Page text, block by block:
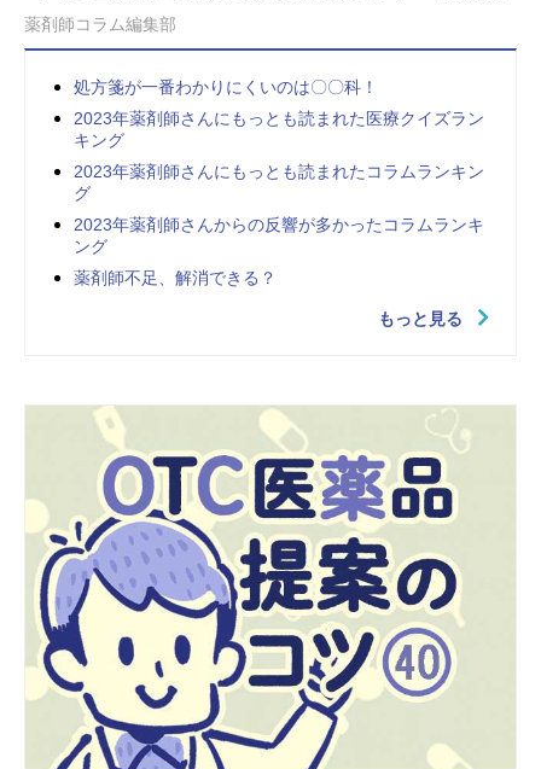
薬剤師コラム編集部
処方箋が一番わかりにくいのは〇〇科！
2023年薬剤師さんにもっとも読まれた医療クイズラン
キング
2023年薬剤師さんにもっとも読まれたコラムランキン
グ
2023年薬剤師さんからの反響が多かったコラムランキ
ング
薬剤師不足、解消できる？
もっと見る